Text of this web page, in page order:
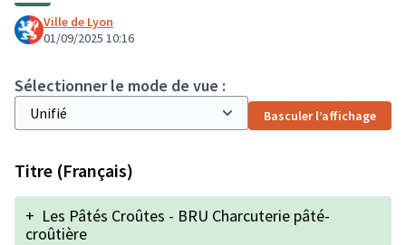
Ville de Lyon
01/09/2025 10:16
Sélectionner le mode de vue :
Basculer l’affichage
Titre (Français)
+ Les Pâtés Croûtes - BRU Charcuterie pâté-
croûtière